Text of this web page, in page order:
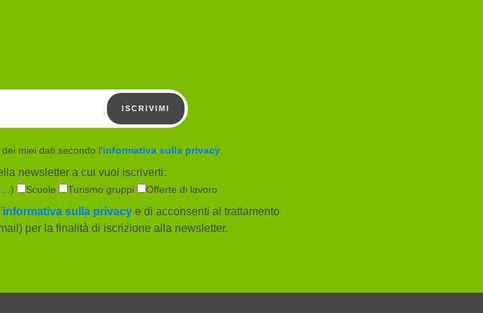
ISCRIVIMI
miei dati secondo l'informativa sulla privacy.
newsletter a cui vuoi iscriverti:
Scuole Turismo gruppi Offerte di lavoro
informativa sulla privacye di acconsenti al trattamento
per la finalità di iscrizione alla newsletter.